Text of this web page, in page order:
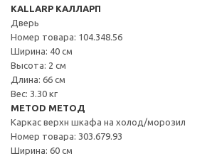
KALLARP КАЛЛАРП
Дверь
Номер товара: 104.348.56
Ширина: 40 см
Высота: 2 см
Длина: 66 см
Вес: 3.30 кг
METOD МЕТОД
Каркас верхн шкафа на холод/морозил
Номер товара: 303.679.93
Ширина: 60 см